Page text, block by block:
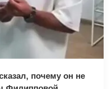
почему он не